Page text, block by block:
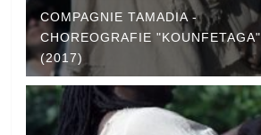
COMPAGNIE TAMADIA -
CHOREOGRAFIE "KOUNFETAGA"
(2017)